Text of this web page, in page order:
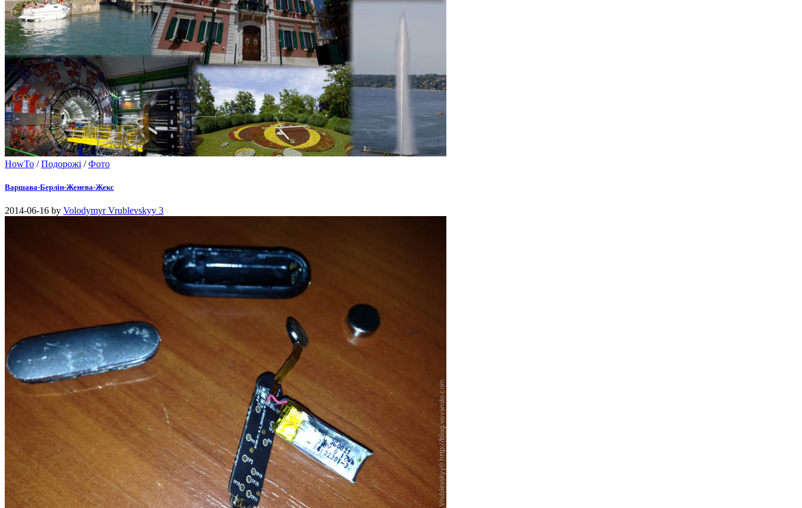
HowTo /Подорожі /Фото
Варшава-Берлін-Женева-Жекс
2014-06-16 by Volodymyr Vrublevskyy 3